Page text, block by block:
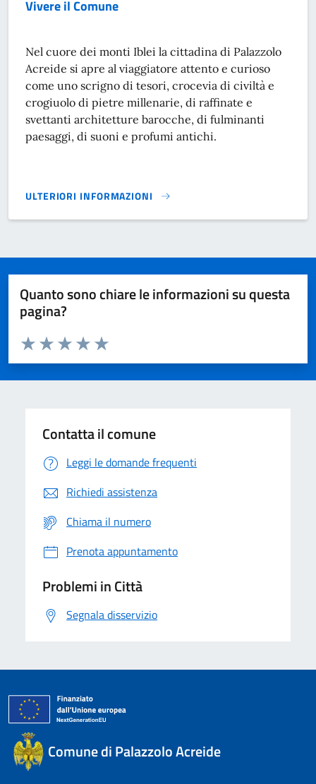
Vivere il Comune
Nel cuore dei monti Iblei la cittadina di Palazzolo
Acreide si apre al viaggiatore attento e curioso
come uno scrigno di tesori, crocevia di civiltà e
crogiuolo di pietre millenarie, di raffinate e
svettanti architetture barocche, di fulminanti
paesaggi, di suoni e profumi antichi.
ULTERIORI INFORMAZIONI
VIVERE IL COMUNE}
Quanto sono chiare le informazioni su questa
pagina?
Domanda
Valuta da 1 a 5 stelle la pagina
Valuta 5 stelle su 5
Valuta 4 stelle su 5
Valuta 3 stelle su 5
Valuta 2 stelle su 5
Valuta 1 stelle su 5
Contatta il comune
Leggi le domande frequenti
Richiedi assistenza
Chiama il numero
Prenota appuntamento
Problemi in Città
Segnala disservizio
Comune di Palazzolo Acreide